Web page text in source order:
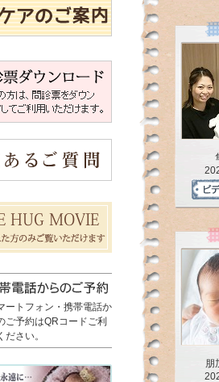
ートフォン・携帯電話か
ご予約はQRコードご利
ださい。
朋